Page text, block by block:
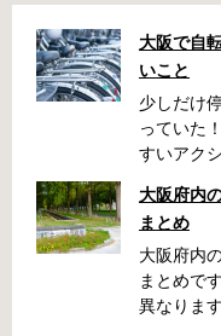
大阪で自
いこと
少しだけ
っていた
すいアク
い、なん
ん。そん
前に確認
た場合 放
町4丁目
大阪府内
まとめ
大阪府内
まとめで
異なりま